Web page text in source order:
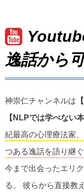
逸話から
神崇仁チャンネルは
【NLPでは学べない
紀最高の心理療法家
つある逸話を語り継ぐ
今まで出会ったエリ
る。 彼らから直接教